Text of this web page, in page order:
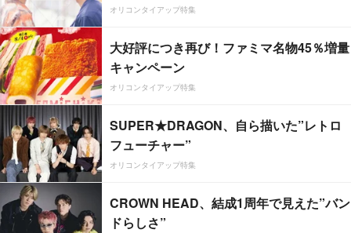
オリコンタイアップ特集
大好評につき再び！ファミマ名物45％増量
キャンペーン
オリコンタイアップ特集
SUPER★DRAGON、自ら描いた”レトロ
フューチャー”
オリコンタイアップ特集
CROWN HEAD、結成1周年で見えた”バン
ドらしさ”